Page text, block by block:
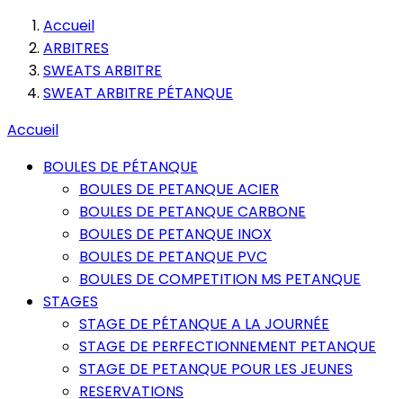
Accueil
ARBITRES
SWEATS ARBITRE
SWEAT ARBITRE PÉTANQUE
Accueil
BOULES DE PÉTANQUE
BOULES DE PETANQUE ACIER
BOULES DE PETANQUE CARBONE
BOULES DE PETANQUE INOX
BOULES DE PETANQUE PVC
BOULES DE COMPETITION MS PETANQUE
STAGES
STAGE DE PÉTANQUE A LA JOURNÉE
STAGE DE PERFECTIONNEMENT PETANQUE
STAGE DE PETANQUE POUR LES JEUNES
RESERVATIONS